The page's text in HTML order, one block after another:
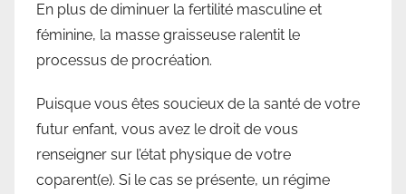
En plus de diminuer la fertilité masculine et
féminine, la masse graisseuse ralentit le
processus de procréation.
Puisque vous êtes soucieux de la santé de votre
futur enfant, vous avez le droit de vous
renseigner sur l’état physique de votre
coparent(e). Si le cas se présente, un régime